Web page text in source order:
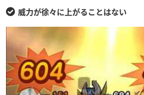
威力が徐々に上がることはない